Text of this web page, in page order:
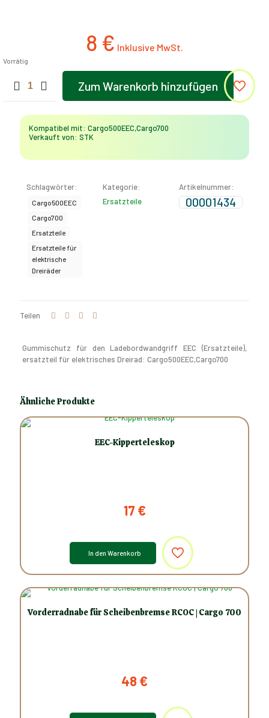
8 €
Vorrätig
Zum Warenkorb hinzufügen
Kompatibel mit: Cargo500EEC,Cargo700
Verkauft von: STK
Schlagwörter:
Cargo500EEC
Cargo700
Ersatzteile
Ersatzteile für
elektrische
Dreiräder
Kategorie:
Ersatzteile
Artikelnummer:
00001434
Teilen
Gummischutz für den Ladebordwandgriff EEC (Ersatzteile),
ersatzteil für elektrisches Dreirad: Cargo500EEC,Cargo700
Ähnliche Produkte
EEC-Kipperteleskop
17 €
In den Warenkorb
Vorderradnabe für Scheibenbremse RCOC | Cargo 700
48 €